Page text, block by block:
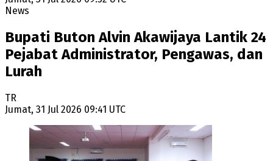
News
Bupati Buton Alvin Akawijaya Lantik 24
Pejabat Administrator, Pengawas, dan
Lurah
TR
Jumat, 31 Jul 2026 09:41 UTC